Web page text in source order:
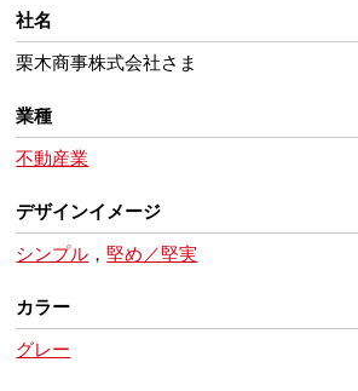
社名
栗木商事株式会社さま
業種
不動産業
デザインイメージ
シンプル ，堅め／堅実
カラー
グレー